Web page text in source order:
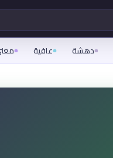
دهشة عافية